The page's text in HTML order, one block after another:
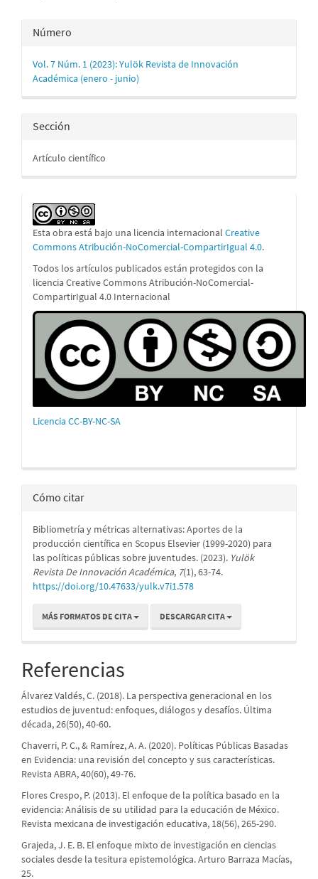
Detalles
del
artículo
Número
Vol. 7 Núm. 1 (2023): Yulök Revista de Innovación
Académica (enero - junio)
Sección
Artículo científico
Esta obra está bajo una licencia internacional Creative
Commons Atribución-NoComercial-CompartirIgual 4.0.
Todos los artículos publicados están protegidos con la
licencia Creative Commons Atribución-NoComercial-
CompartirIgual 4.0 Internacional
Licencia CC-BY-NC-SA
Cómo citar
Bibliometría y métricas alternativas: Aportes de la
producción científica en Scopus Elsevier (1999-2020) para
las políticas públicas sobre juventudes. (2023). Yulök
Revista De Innovación Académica, 7(1), 63-74.
https://doi.org/10.47633/yulk.v7i1.578
MÁS FORMATOS DE CITA DESCARGAR CITA
Referencias
Álvarez Valdés, C. (2018). La perspectiva generacional en los
estudios de juventud: enfoques, diálogos y desafíos. Última
década, 26(50), 40-60.
Chaverri, P. C., & Ramírez, A. A. (2020). Políticas Públicas Basadas
en Evidencia: una revisión del concepto y sus características.
Revista ABRA, 40(60), 49-76.
Flores Crespo, P. (2013). El enfoque de la política basado en la
evidencia: Análisis de su utilidad para la educación de México.
Revista mexicana de investigación educativa, 18(56), 265-290.
Grajeda, J. E. B. El enfoque mixto de investigación en ciencias
sociales desde la tesitura epistemológica. Arturo Barraza Macías,
25.